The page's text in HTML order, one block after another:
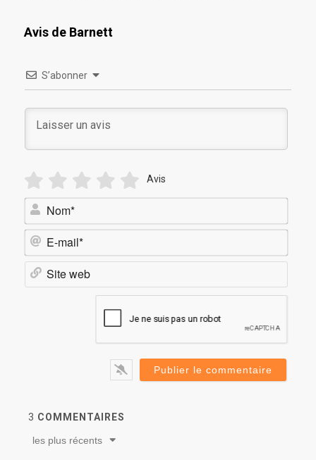
Avis de Barnett
S’abonner
Avis
Nom*
E-
3 COMMENTAIRES
les plus récents